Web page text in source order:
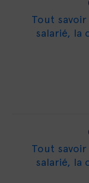
Tout
salarié, la
Tout
salarié, la